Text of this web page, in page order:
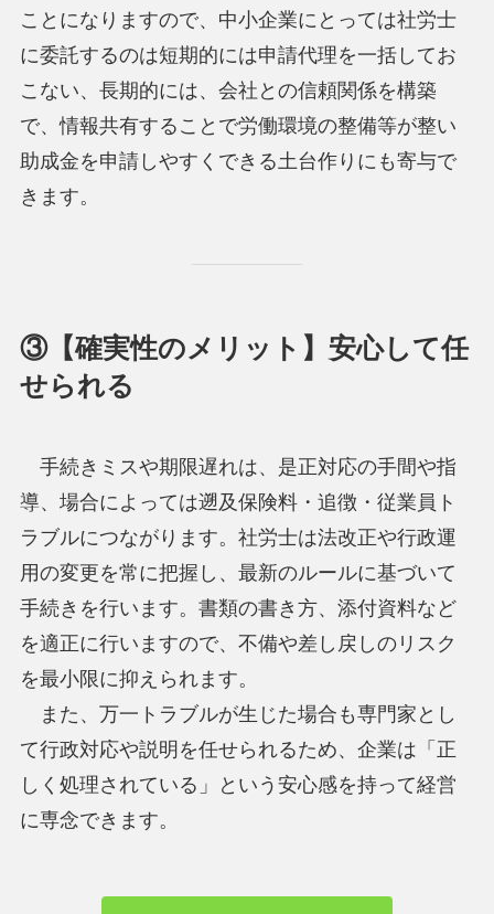
ことになりますので、中小企業にとっては社労士
に委託するのは短期的には申請代理を一括してお
こない、長期的には、会社との信頼関係を構築
で、情報共有することで労働環境の整備等が整い
助成金を申請しやすくできる土台作りにも寄与で
きます。
③【確実性のメリット】安心して任
せられる
手続きミスや期限遅れは、是正対応の手間や指
導、場合によっては遡及保険料・追徴・従業員ト
ラブルにつながります。社労士は法改正や行政運
用の変更を常に把握し、最新のルールに基づいて
手続きを行います。書類の書き方、添付資料など
を適正に行いますので、不備や差し戻しのリスク
を最小限に抑えられます。
また、万一トラブルが生じた場合も専門家とし
て行政対応や説明を任せられるため、企業は「正
しく処理されている」という安心感を持って経営
に専念できます。